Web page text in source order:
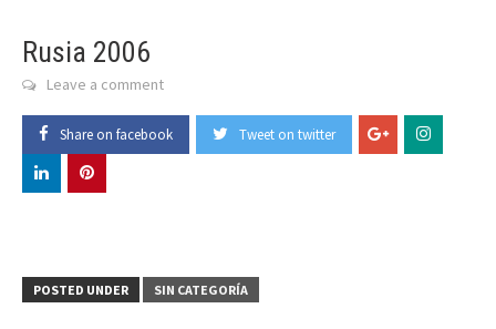
Rusia 2006
Leave a comment
Share on facebook Tweet on twitter
POSTED UNDER SIN CATEGORÍA